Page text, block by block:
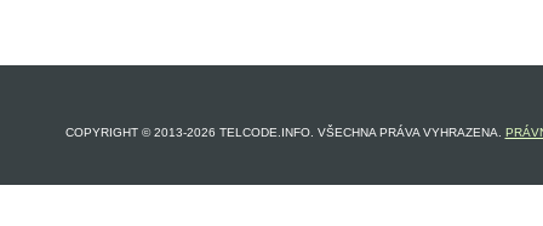
COPYRIGHT © 2013-2026 TELCODE.INFO. VŠECHNA PRÁVA VYHRAZENA.